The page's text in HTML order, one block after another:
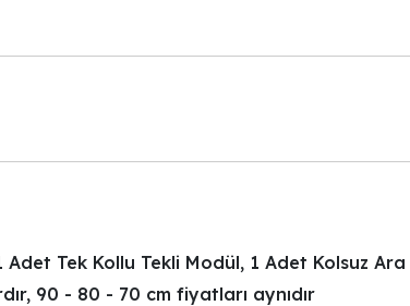
Adet Tek Kollu Tekli Modül, 1 Adet Kolsuz
90 - 80 - 70 cm fiyatları aynıdır